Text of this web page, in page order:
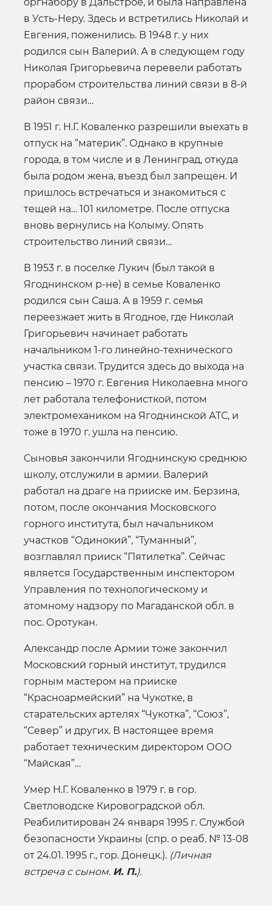
в Усть-Неру. Здесь и встретились Николай и
Евгения, поженились. В 1948 г. у них
родился сын Валерий. А в следующем году
Николая Григорьевича перевели работать
прорабом строительства линий связи в 8-й
район связи…
В 1951 г. Н.Г. Коваленко разрешили выехать в
отпуск на “материк”. Однако в крупные
города, в том числе и в Ленинград, откуда
была родом жена, въезд был запрещен. И
пришлось встречаться и знакомиться с
тещей на… 101 километре. После отпуска
вновь вернулись на Колыму. Опять
строительство линий связи…
В 1953 г. в поселке Лукич (был такой в
Ягоднинском р-не) в семье Коваленко
родился сын Саша. А в 1959 г. семья
переезжает жить в Ягодное, где Николай
Григорьевич начинает работать
начальником 1-го линейно-технического
участка связи. Трудится здесь до выхода на
пенсию – 1970 г. Евгения Николаевна много
лет работала телефонисткой, потом
электромехаником на Ягоднинской АТС, и
тоже в 1970 г. ушла на пенсию.
Сыновья закончили Ягоднинскую среднюю
школу, отслужили в армии. Валерий
работал на драге на прииске им. Берзина,
потом, после окончания Московского
горного института, был начальником
участков “Одинокий”, “Туманный”,
возглавлял прииск “Пятилетка”. Сейчас
является Государственным инспектором
Управления по технологическому и
атомному надзору по Магаданской обл. в
пос. Оротукан.
Александр после Армии тоже закончил
Московский горный институт, трудился
горным мастером на прииске
“Красноармейский” на Чукотке, в
старательских артелях “Чукотка”, “Союз”,
“Север” и других. В настоящее время
работает техническим директором ООО
“Майская”…
Умер Н.Г. Коваленко в 1979 г. в гор.
Светловодске Кировоградской обл.
Реабилитирован 24 января 1995 г. Службой
безопасности Украины (спр. о реаб. № 13-08
от 24.01. 1995 г., гор. Донецк.). (Личная
встреча с сыном. И. П.).